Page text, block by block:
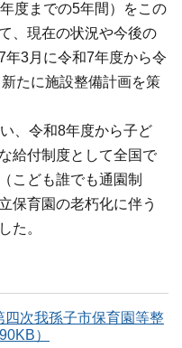
度までの5年間）をこの
、現在の状況や今後の
3月に令和7年度から令
たに施設整備計画を策
、令和8年度から子ど
給付制度として全国で
こども誰でも通園制
保育園の老朽化に伴う
た。
次我孫子市保育園等整
）